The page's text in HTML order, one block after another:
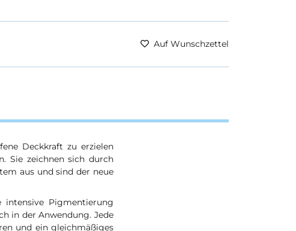
Auf Wunschzettel
Deckkraft zu erzielen
Sie zeichnen sich durch
aus und sind der neue
intensive Pigmentierung
in der Anwendung. Jede
und ein gleichmäßiges